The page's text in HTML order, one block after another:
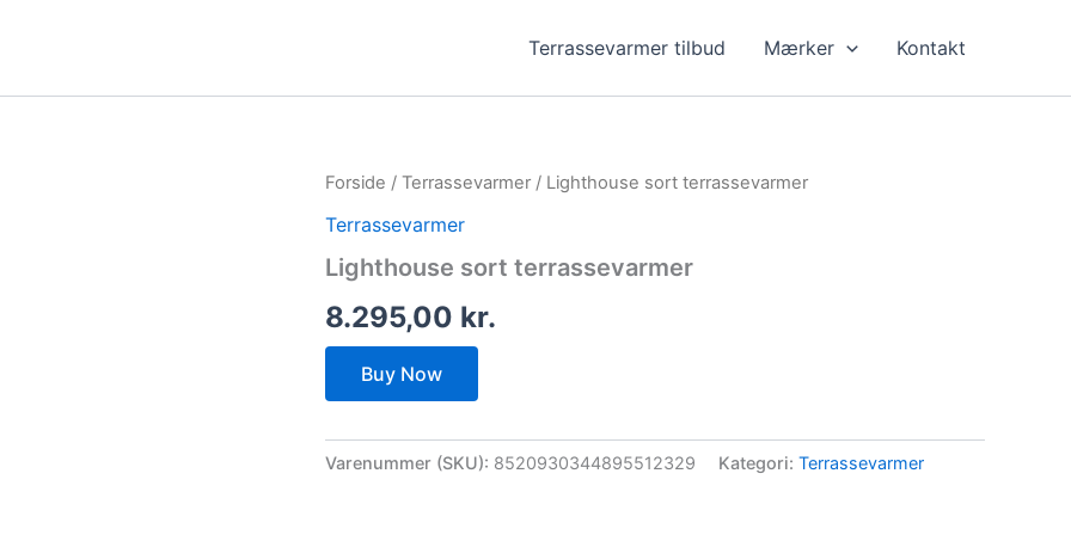
Terrassevarmer tilbud Mærker Kontakt
Forside / Terrassevarmer / Lighthouse sort terrassevarmer
Terrassevarmer
Lighthouse sort terrassevarmer
8.295,00 kr.
Buy Now
Varenummer (SKU): 8520930344895512329 Kategori: Terrassevarmer